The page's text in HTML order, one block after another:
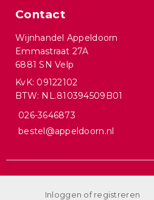
Contact
Wijnhandel Appeldoorn
Emmastraat 27A
6881 SN Velp
KvK: 09122102
BTW: NL.810394509B01
026-3646873
bestel@appeldoorn.nl
Inloggen of registreren